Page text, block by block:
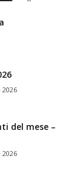
2026
del mese –
2026